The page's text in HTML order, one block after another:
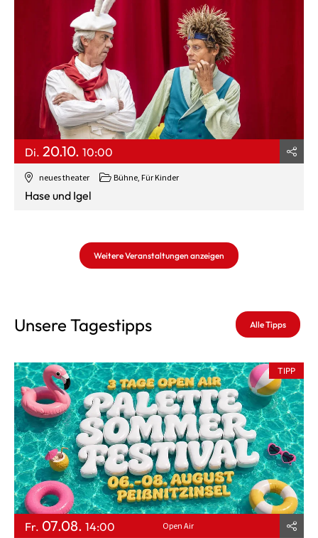
neues theater Bühne, Für Kinder
Di. 20.10. 10:00
Hase und Igel
Weitere Veranstaltungen anzeigen
Unsere Tagestipps Alle Tipps
TIPP
Fr. 07.08. 14:00 Open Air